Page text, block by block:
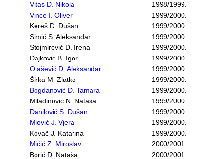
Vitas D. Nikola
1998/1999.
Vince I. Oliver
1999/2000.
Kereš D. Dušan
1999/2000.
Simić S. Aleksandar
1999/2000.
Stojmirović D. Irena
1999/2000.
Dajković B. Igor
1999/2000.
Otašević D. Aleksandar
1999/2000.
Širka M. Zlatko
1999/2000.
Bogdanović D. Tamara
1999/2000.
Miladinović N. Nataša
1999/2000.
Danilović S. Dušan
1999/2000.
Miović J. Vjera
1999/2000.
Kovač J. Katarina
1999/2000.
Mićić Z. Miroslav
2000/2001.
Borić D. Nataša
2000/2001.